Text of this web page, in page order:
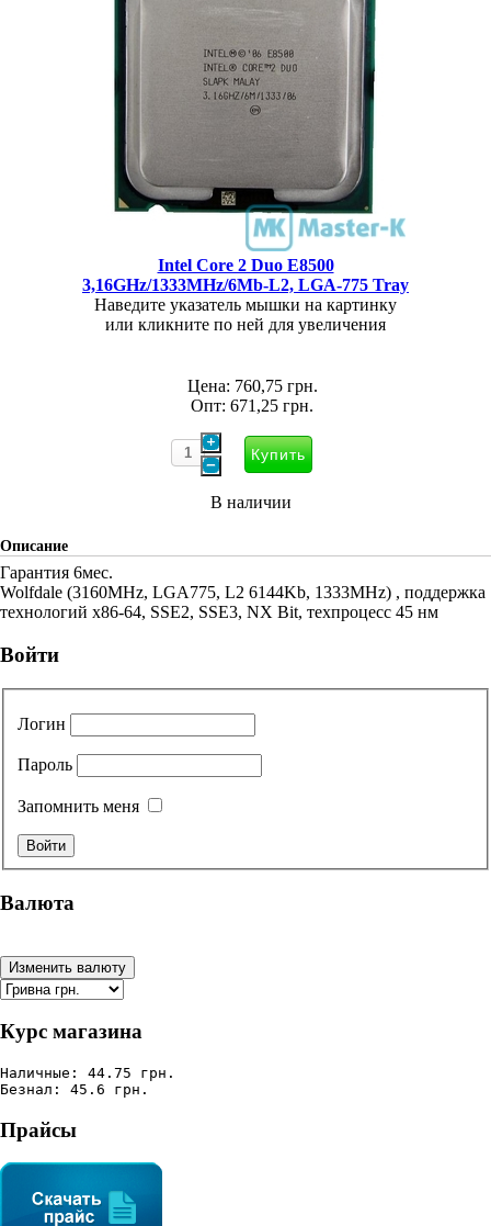
Intel Core 2 Duo E8500
3,16GHz/1333MHz/6Mb-L2, LGA-775 Tray
Наведите указатель мышки на картинку
или кликните по ней для увеличения
Цена: 760,75 грн.
Опт: 671,25 грн.
В наличии
Описание
Гарантия 6мес.
Wolfdale (3160MHz, LGA775, L2 6144Kb, 1333MHz) , поддержка
технологий x86-64, SSE2, SSE3, NX Bit, техпроцесс 45 нм
Войти
Логин
Пароль
Запомнить меня
Валюта
Курс магазина
Наличные: 44.75 грн.
Безнал: 45.6 грн.
Прайсы